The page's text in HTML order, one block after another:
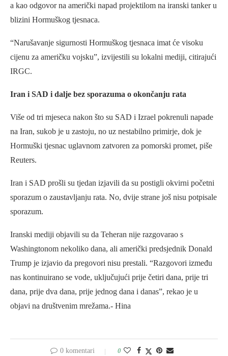
a kao odgovor na američki napad projektilom na iranski tanker u
blizini Hormuškog tjesnaca.
“Narušavanje sigurnosti Hormuškog tjesnaca imat će visoku
cijenu za američku vojsku”, izvijestili su lokalni mediji, citirajući
IRGC.
Iran i SAD i dalje bez sporazuma o okončanju rata
Više od tri mjeseca nakon što su SAD i Izrael pokrenuli napade
na Iran, sukob je u zastoju, no uz nestabilno primirje, dok je
Hormuški tjesnac uglavnom zatvoren za pomorski promet, piše
Reuters.
Iran i SAD prošli su tjedan izjavili da su postigli okvirni početni
sporazum o zaustavljanju rata. No, dvije strane još nisu potpisale
sporazum.
Iranski mediji objavili su da Teheran nije razgovarao s
Washingtonom nekoliko dana, ali američki predsjednik Donald
Trump je izjavio da pregovori nisu prestali. “Razgovori između
nas kontinuirano se vode, uključujući prije četiri dana, prije tri
dana, prije dva dana, prije jednog dana i danas”, rekao je u
objavi na društvenim mrežama.- Hina
0 komentari 0